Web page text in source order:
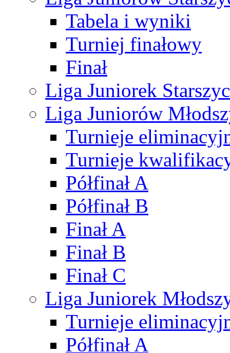
Tabela i wyniki
Turniej finałowy
Finał
Liga Juniorek
Liga Juniorów
Turnieje
Turnieje
Półfinał A
Półfinał B
Finał A
Finał B
Finał C
Liga Juniorek
Turnieje
Półfinał A